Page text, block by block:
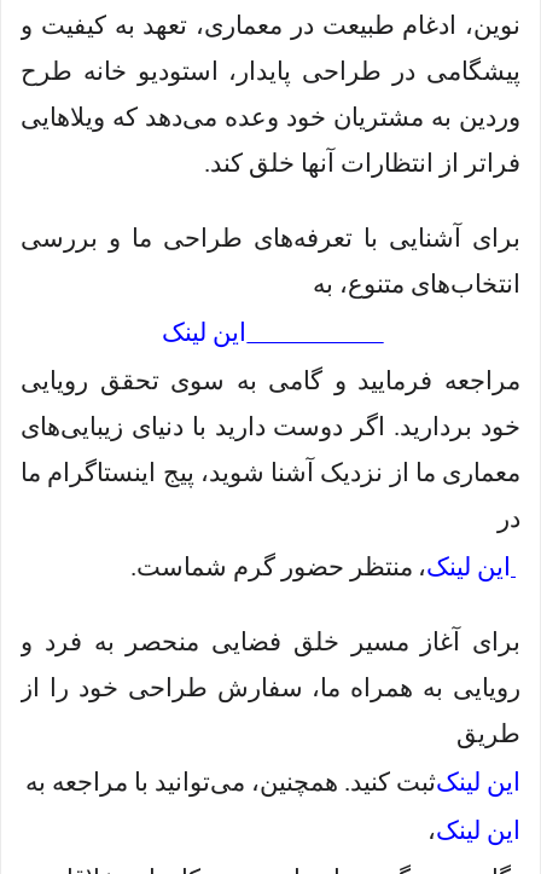
نوین، ادغام طبیعت در معماری، تعهد به کیفیت و
پیشگامی در طراحی پایدار، استودیو خانه طرح
وردین به مشتریان خود وعده می‌دهد که ویلاهایی
فراتر از انتظارات آنها خلق کند.
برای آشنایی با تعرفه‌های طراحی ما و بررسی
انتخاب‌های متنوع، به
این لینک
مراجعه فرمایید و گامی به سوی تحقق رویایی
خود بردارید. اگر دوست دارید با دنیای زیبایی‌های
معماری ما از نزدیک آشنا شوید، پیج اینستاگرام ما
در
این لینک، منتظر حضور گرم شماست.
برای آغاز مسیر خلق فضایی منحصر به فرد و
رویایی به همراه ما، سفارش طراحی خود را از
طریق
این لینکثبت کنید. همچنین، می‌توانید با مراجعه به
این لینک،